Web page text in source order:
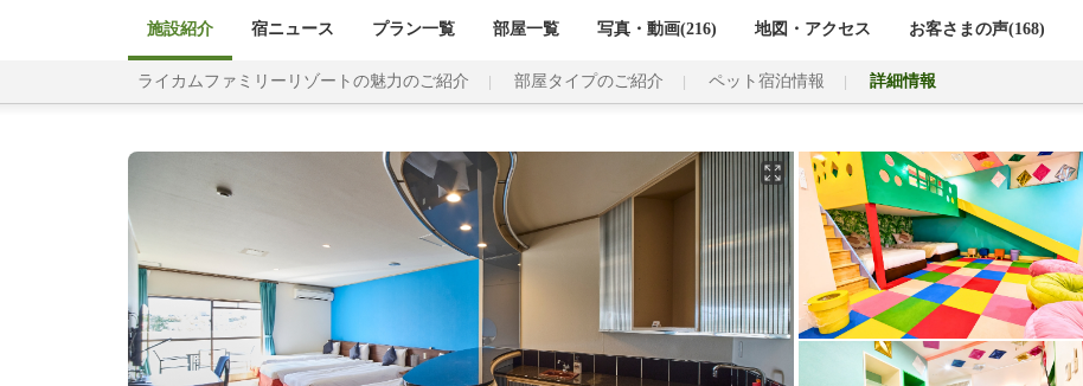
施設紹介 宿ニュース プラン一覧 部屋一覧 写真・動画(216) 地図・アクセス お客さまの声(168)
ライカムファミリーリゾートの魅力のご紹介 部屋タイプのご紹介 ペット宿泊情報 詳細情報